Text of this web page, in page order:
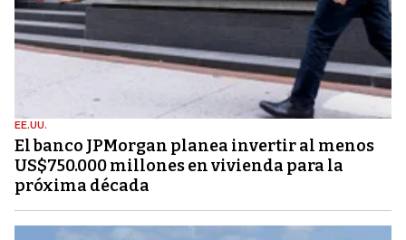
EE.UU.
El banco JPMorgan planea invertir al menos
US$750.000 millones en vivienda para la
próxima década